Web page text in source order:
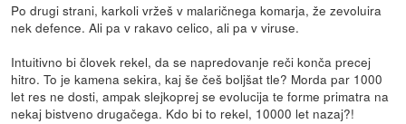
Po drugi strani, karkoli vržeš v malaričnega komarja, že zevoluira
nek defence. Ali pa v rakavo celico, ali pa v viruse.
Intuitivno bi človek rekel, da se napredovanje reči konča precej
hitro. To je kamena sekira, kaj še češ boljšat tle? Morda par 1000
let res ne dosti, ampak slejkoprej se evolucija te forme primatra na
nekaj bistveno drugačega. Kdo bi to rekel, 10000 let nazaj?!